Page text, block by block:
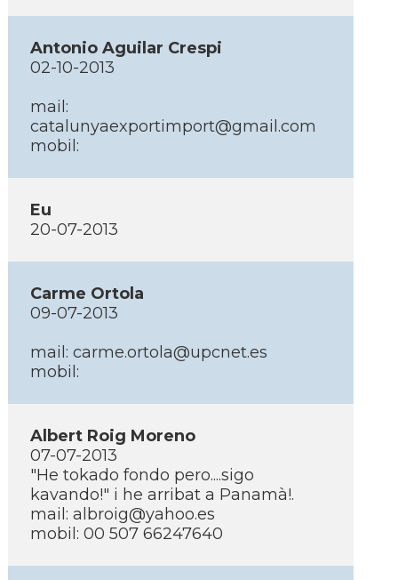
Antonio Aguilar Crespi
02-10-2013
mail:
catalunyaexportimport@gmail.com
mobil:
Eu
20-07-2013
Carme Ortola
09-07-2013
mail: carme.ortola@upcnet.es
mobil:
Albert Roig Moreno
07-07-2013
"He tokado fondo pero....sigo
kavando!" i he arribat a Panamà!.
mail: albroig@yahoo.es
mobil: 00 507 66247640